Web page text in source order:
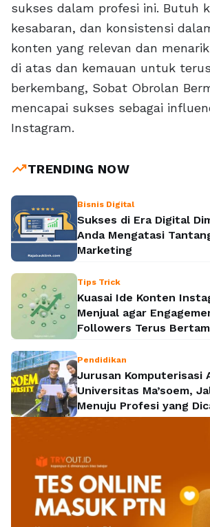
sukses dalam profesi ini. Butuh
kesabaran, dan konsistensi
konten yang relevan dan
di atas dan kemauan untuk
berkembang, Sobat Obrolan
mencapai sukses sebagai
Instagram.
trending_upTRENDING NOW
Bisnis Digital
Sukses di Era Digital
Anda Mengatasi
Marketing
Tips Trick
Kuasai Ide Konten
Menjual agar
Followers Terus
Pendidikan
Jurusan Komputerisasi
Universitas Ma’soem,
Menuju Profesi yang